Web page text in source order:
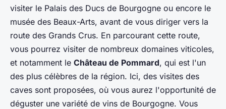
visiter le Palais des Ducs de Bourgogne ou encore le
musée des Beaux-Arts, avant de vous diriger vers la
route des Grands Crus. En parcourant cette route,
vous pourrez visiter de nombreux domaines viticoles,
et notamment le Château de Pommard, qui est l'un
des plus célèbres de la région. Ici, des visites des
caves sont proposées, où vous aurez l'opportunité de
déguster une variété de vins de Bourgogne. Vous